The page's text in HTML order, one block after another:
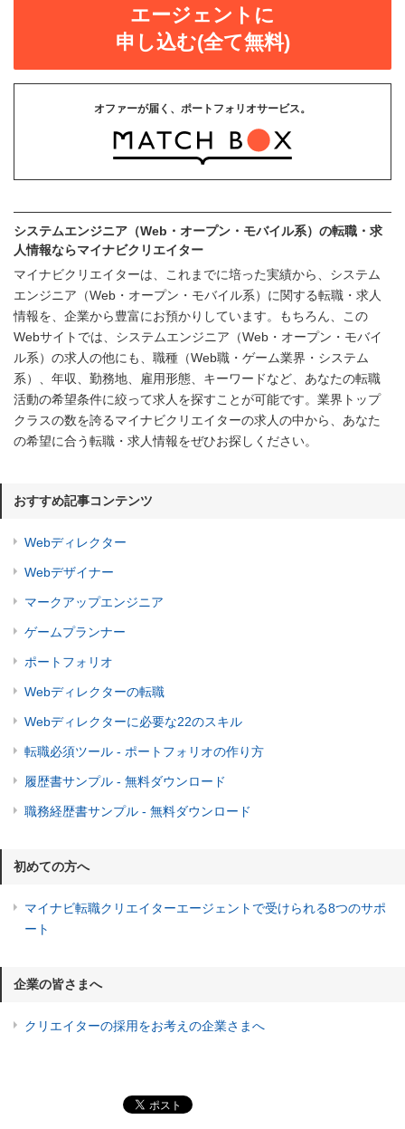
エージェントに
申し込む(全て無料)
オファーが届く、ポートフォリオサービス。
システムエンジニア（Web・オープン・モバイル系）の転職・求
人情報ならマイナビクリエイター
マイナビクリエイターは、これまでに培った実績から、システム
エンジニア（Web・オープン・モバイル系）に関する転職・求人
情報を、企業から豊富にお預かりしています。もちろん、この
Webサイトでは、システムエンジニア（Web・オープン・モバイ
ル系）の求人の他にも、職種（Web職・ゲーム業界・システム
系）、年収、勤務地、雇用形態、キーワードなど、あなたの転職
活動の希望条件に絞って求人を探すことが可能です。業界トップ
クラスの数を誇るマイナビクリエイターの求人の中から、あなた
の希望に合う転職・求人情報をぜひお探しください。
おすすめ記事コンテンツ
Webディレクター
Webデザイナー
マークアップエンジニア
ゲームプランナー
ポートフォリオ
Webディレクターの転職
Webディレクターに必要な22のスキル
転職必須ツール - ポートフォリオの作り方
履歴書サンプル - 無料ダウンロード
職務経歴書サンプル - 無料ダウンロード
初めての方へ
マイナビ転職クリエイターエージェントで受けられる8つのサポ
ート
企業の皆さまへ
クリエイターの採用をお考えの企業さまへ